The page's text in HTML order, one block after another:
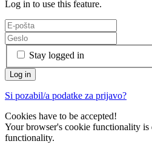
Log in to use this feature.
Stay logged in
Si pozabil/a podatke za prijavo?
Cookies have to be accepted!
Your browser's cookie functionality is
functionality.